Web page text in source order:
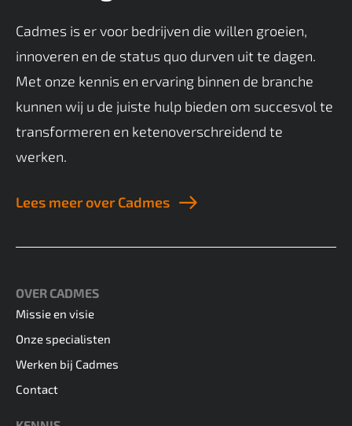
Cadmes is er voor bedrijven die willen groeien,
innoveren en de status quo durven uit te dagen.
Met onze kennis en ervaring binnen de branche
kunnen wij u de juiste hulp bieden om succesvol te
transformeren en ketenoverschreidend te
werken.
Lees meer over Cadmes
OVER CADMES
Missie en visie
Onze specialisten
Werken bij Cadmes
Contact